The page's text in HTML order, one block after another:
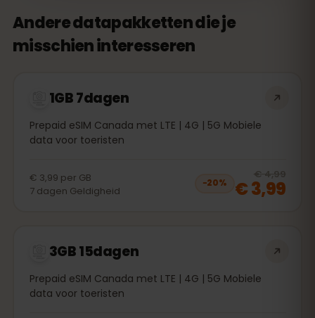
Andere datapakketten die je
misschien interesseren
1GB 7dagen
Prepaid eSIM Canada met LTE | 4G | 5G Mobiele
data voor toeristen
€ 3,99 per GB
7 dagen Geldigheid
−20%
€ 4,99
€ 3,99
3GB 15dagen
Prepaid eSIM Canada met LTE | 4G | 5G Mobiele
data voor toeristen